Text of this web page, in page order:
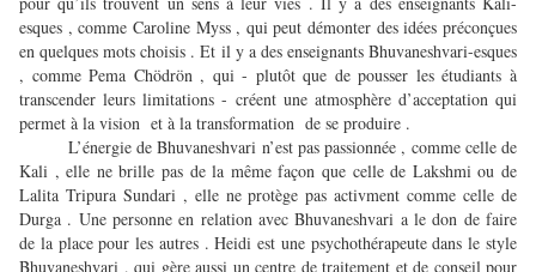
esques , comme Caroline Myss , qui peut démonter des idées préconçues
en quelques mots choisis . Et il y a des enseignants Bhuvaneshvari-esques
, comme Pema Chödrön , qui - plutôt que de pousser les étudiants à
transcender leurs limitations - créent une atmosphère d’acceptation qui
permet à la vision et à la transformation de se produire .
L’énergie de Bhuvaneshvari n’est pas passionnée , comme celle de
Kali , elle ne brille pas de la même façon que celle de Lakshmi ou de
Lalita Tripura Sundari , elle ne protège pas activment comme celle de
Durga . Une personne en relation avec Bhuvaneshvari a le don de faire
de la place pour les autres . Heidi est une psychothérapeute dans le style
Bhuvaneshvari , qui gère aussi un centre de traitement et de conseil pour